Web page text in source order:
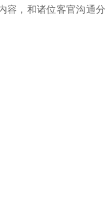
容，和诸位客官沟通分